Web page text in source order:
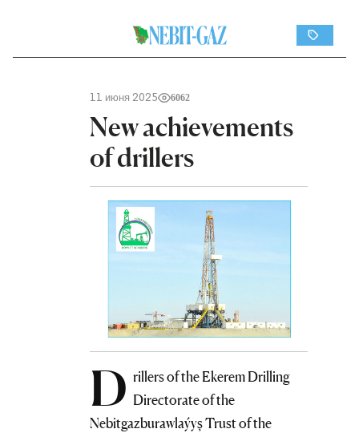
11 июня 2025 6062
New achievements
of drillers
D rillers of the Ekerem Drilling
Directorate of the
Nebitgazburawlaýyş Trust of the